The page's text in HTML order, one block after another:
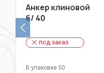
Анкер клиновой
6/ 40
под заказ
В упаковке 50